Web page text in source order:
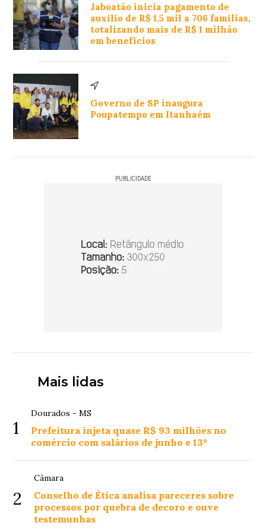
Jaboatão inicia pagamento de
auxílio de R$ 1,5 mil a 706 famílias,
totalizando mais de R$ 1 milhão
em benefícios
Governo de SP inaugura
Poupatempo em Itanhaém
PUBLICIDADE
Mais lidas
1
Dourados - MS
Prefeitura injeta quase R$ 93 milhões no
comércio com salários de junho e 13º
2
Câmara
Conselho de Ética analisa pareceres sobre
processos por quebra de decoro e ouve
testemunhas